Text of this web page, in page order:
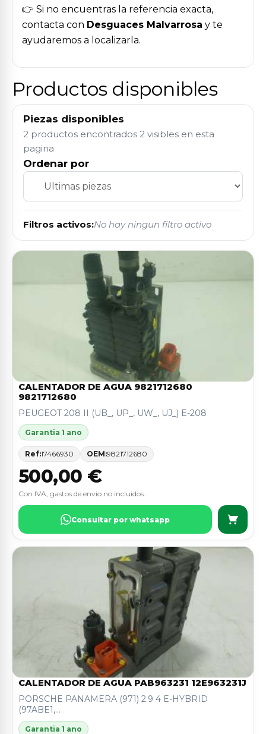
👉 Si no encuentras la referencia exacta,
contacta con Desguaces Malvarrosa y te
ayudaremos a localizarla.
Productos disponibles
Piezas disponibles
2 productos encontrados 2 visibles en esta
pagina
Ordenar por
Filtros activos:No hay ningun filtro activo
CALENTADOR DE AGUA 9821712680
9821712680
PEUGEOT 208 II (UB_, UP_, UW_, UJ_) E-208
Garantia 1 ano
Ref:17466930 OEM:9821712680
500,00 €
Con IVA, gastos de envio no incluidos.
Consultar por whatsapp
CALENTADOR DE AGUA PAB963231 12E963231J
PORSCHE PANAMERA (971) 2.9 4 E-HYBRID
(97ABE1,...
Garantia 1 ano